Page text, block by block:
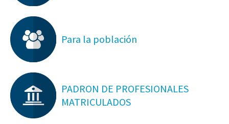
Para la población
PADRON DE PROFESIONALES
MATRICULADOS